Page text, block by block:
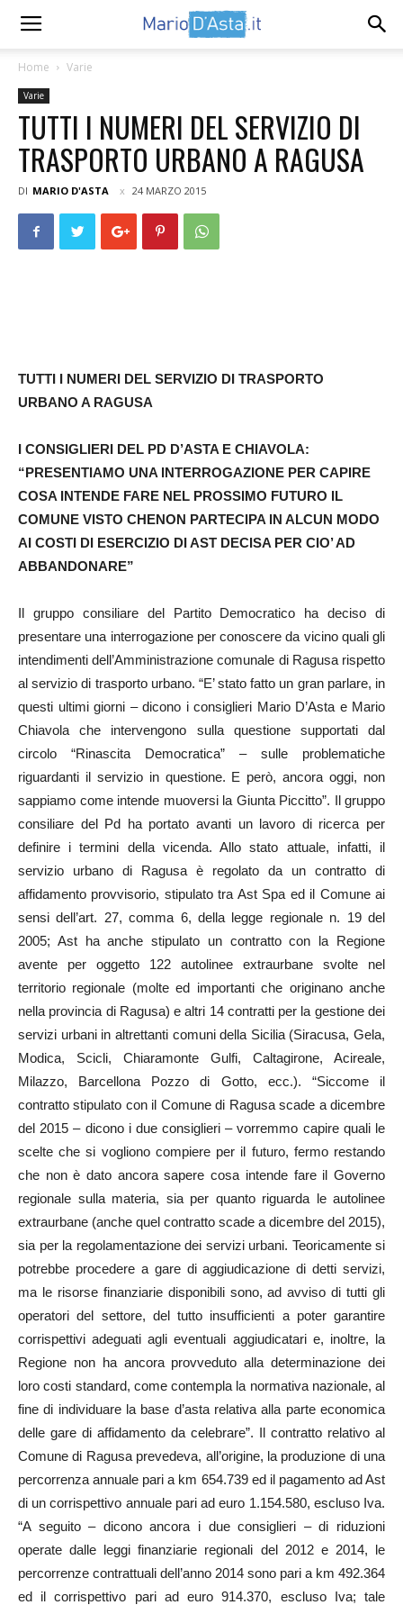
Home Varie
Varie
TUTTI I NUMERI DEL SERVIZIO DI
TRASPORTO URBANO A RAGUSA
DI MARIO D'ASTA 24 MARZO 2015
TUTTI I NUMERI DEL SERVIZIO DI TRASPORTO
URBANO A RAGUSA
I CONSIGLIERI DEL PD D’ASTA E CHIAVOLA:
“PRESENTIAMO UNA INTERROGAZIONE PER CAPIRE
COSA INTENDE FARE NEL PROSSIMO FUTURO IL
COMUNE VISTO CHENON PARTECIPA IN ALCUN MODO
AI COSTI DI ESERCIZIO DI AST DECISA PER CIO’ AD
ABBANDONARE”
Il gruppo consiliare del Partito Democratico ha deciso di
presentare una interrogazione per conoscere da vicino quali gli
intendimenti dell’Amministrazione comunale di Ragusa rispetto
al servizio di trasporto urbano. “E’ stato fatto un gran parlare, in
questi ultimi giorni – dicono i consiglieri Mario D’Asta e Mario
Chiavola che intervengono sulla questione supportati dal
circolo “Rinascita Democratica” – sulle problematiche
riguardanti il servizio in questione. E però, ancora oggi, non
sappiamo come intende muoversi la Giunta Piccitto”. Il gruppo
consiliare del Pd ha portato avanti un lavoro di ricerca per
definire i termini della vicenda. Allo stato attuale, infatti, il
servizio urbano di Ragusa è regolato da un contratto di
affidamento provvisorio, stipulato tra Ast Spa ed il Comune ai
sensi dell’art. 27, comma 6, della legge regionale n. 19 del
2005; Ast ha anche stipulato un contratto con la Regione
avente per oggetto 122 autolinee extraurbane svolte nel
territorio regionale (molte ed importanti che originano anche
nella provincia di Ragusa) e altri 14 contratti per la gestione dei
servizi urbani in altrettanti comuni della Sicilia (Siracusa, Gela,
Modica, Scicli, Chiaramonte Gulfi, Caltagirone, Acireale,
Milazzo, Barcellona Pozzo di Gotto, ecc.). “Siccome il
contratto stipulato con il Comune di Ragusa scade a dicembre
del 2015 – dicono i due consiglieri – vorremmo capire quali le
scelte che si vogliono compiere per il futuro, fermo restando
che non è dato ancora sapere cosa intende fare il Governo
regionale sulla materia, sia per quanto riguarda le autolinee
extraurbane (anche quel contratto scade a dicembre del 2015),
sia per la regolamentazione dei servizi urbani. Teoricamente si
potrebbe procedere a gare di aggiudicazione di detti servizi,
ma le risorse finanziarie disponibili sono, ad avviso di tutti gli
operatori del settore, del tutto insufficienti a poter garantire
corrispettivi adeguati agli eventuali aggiudicatari e, inoltre, la
Regione non ha ancora provveduto alla determinazione dei
loro costi standard, come contempla la normativa nazionale, al
fine di individuare la base d’asta relativa alla parte economica
delle gare di affidamento da celebrare”. Il contratto relativo al
Comune di Ragusa prevedeva, all’origine, la produzione di una
percorrenza annuale pari a km 654.739 ed il pagamento ad Ast
di un corrispettivo annuale pari ad euro 1.154.580, escluso Iva.
“A seguito – dicono ancora i due consiglieri – di riduzioni
operate dalle leggi finanziarie regionali del 2012 e 2014, le
percorrenze contrattuali dell’anno 2014 sono pari a km 492.364
ed il corrispettivo pari ad euro 914.370, escluso Iva; tale